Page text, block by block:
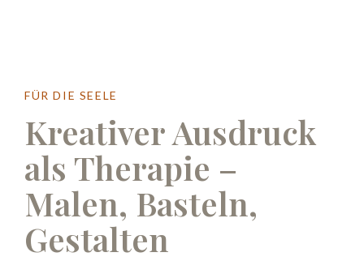
FÜR DIE SEELE
Kreativer Ausdruck
als Therapie –
Malen, Basteln,
Gestalten